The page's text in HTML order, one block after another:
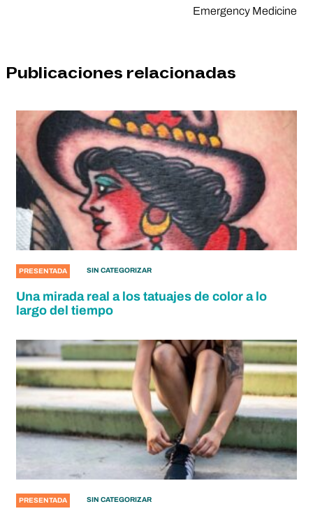
Emergency Medicine
Publicaciones relacionadas
PRESENTADA SIN CATEGORIZAR
Una mirada real a los tatuajes de color a lo
largo del tiempo
PRESENTADA SIN CATEGORIZAR